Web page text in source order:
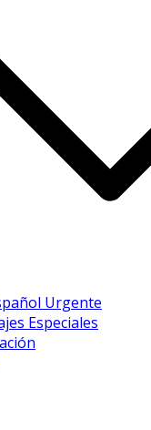
Urgente
Especiales